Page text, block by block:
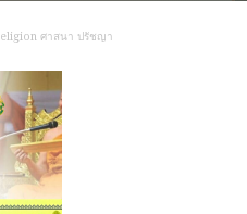
ศาสนา ปรัชญา